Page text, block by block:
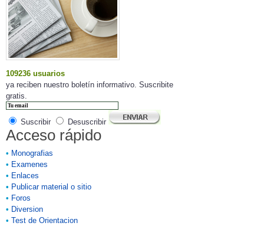
109236 usuarios
ya reciben nuestro boletín informativo. Suscribite
gratis.
Suscribir Desuscribir
Acceso rápido
• Monografias
• Examenes
• Enlaces
• Publicar material o sitio
• Foros
• Diversion
• Test de Orientacion